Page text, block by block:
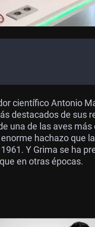
científico Antonio
destacados de sus
una de las aves
hachazo que
Y Grima se ha
en otras épocas.